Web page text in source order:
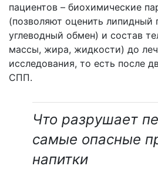
пациентов – биохимические
(позволяют оценить липидный
углеводный обмен) и состав
массы, жира, жидкости) до
исследования, то есть после
СПП.
Что разрушает
самые опасные
напитки